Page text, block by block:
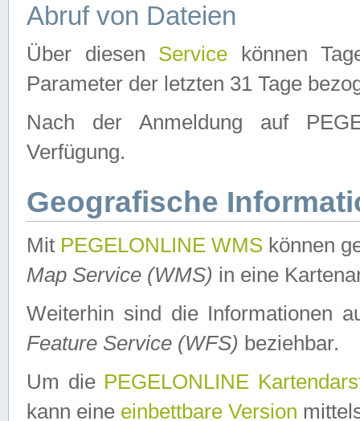
Abruf von Dateien
Über diesen Service können
Parameter der letzten 31 Tage
Nach der Anmeldung auf
Verfügung.
Geografische
Mit PEGELONLINE WMS können
Map Service (WMS) in eine
Weiterhin sind die Informationen
Feature Service (WFS) beziehbar.
Um die PEGELONLINE
kann eine einbettbare Version